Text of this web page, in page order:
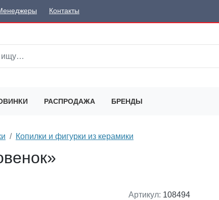
Контакты
РАСПРОДАЖА БРЕНДЫ
Копилки и фигурки из керамики
Артикул: 108494